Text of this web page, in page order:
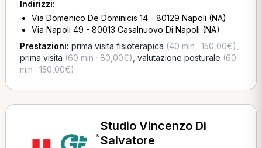
Indirizzi:
Via Domenico De Dominicis 14 - 80129 Napoli (NA)
Via Napoli 49 - 80013 Casalnuovo Di Napoli (NA)
Prestazioni: prima visita fisioterapica (40 min · 150,00€)
prima visita (60 min · 80,00€) valutazione posturale (60
min · 150,00€)
Studio Vincenzo Di
Salvatore